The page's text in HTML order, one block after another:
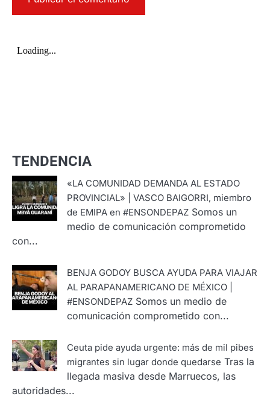
TENDENCIA
«LA COMUNIDAD DEMANDA AL ESTADO
PROVINCIAL» | VASCO BAIGORRI, miembro
de EMIPA en #ENSONDEPAZ Somos un
medio de comunicación comprometido
con...
BENJA GODOY BUSCA AYUDA PARA VIAJAR
AL PARAPANAMERICANO DE MÉXICO |
#ENSONDEPAZ Somos un medio de
comunicación comprometido con...
Ceuta pide ayuda urgente: más de mil pibes
migrantes sin lugar donde quedarse Tras la
llegada masiva desde Marruecos, las
autoridades...